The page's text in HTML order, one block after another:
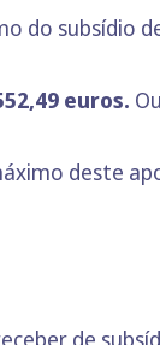
do subsídio
euros.
deste
de